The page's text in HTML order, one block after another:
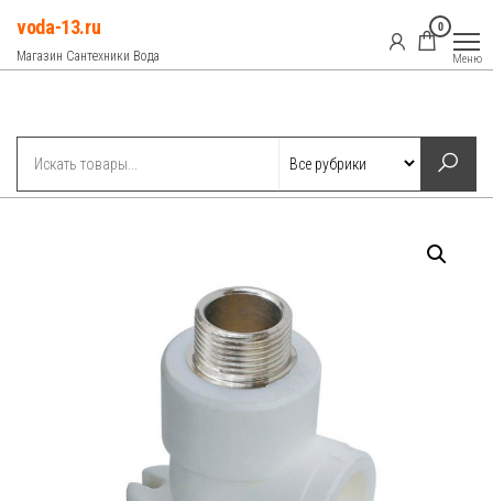
Перейти
содержимому
voda-13.ru
Магазин Сантехники Вода
0
Меню